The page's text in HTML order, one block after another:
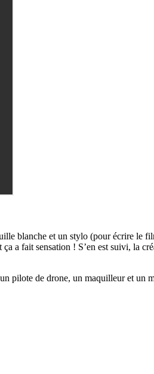
blanche et un stylo (pour écrire le
a fait sensation ! S’en est suivi, la
pilote de drone, un maquilleur et un